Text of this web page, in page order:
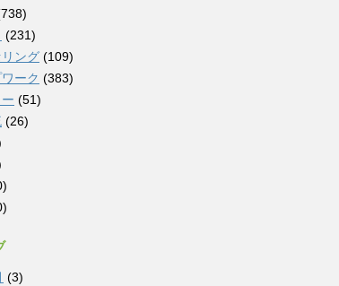
(231)
ング (109)
ーク (383)
(51)
(26)
(3)